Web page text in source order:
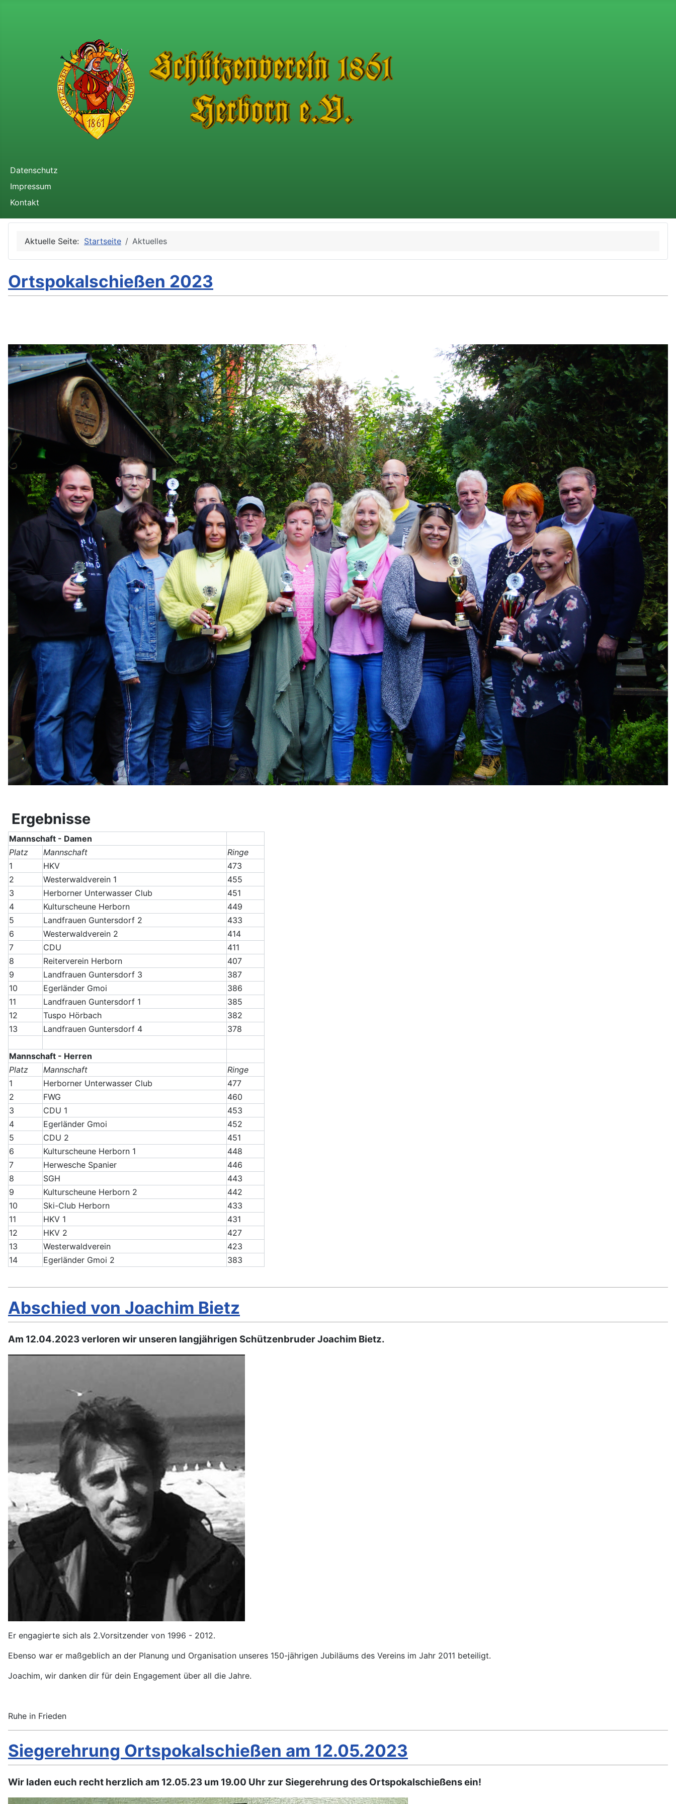
Datenschutz
Impressum
Kontakt
Aktuelle Seite: Startseite Aktuelles
Ortspokalschießen 2023
Ergebnisse
Mannschaft - Damen
Platz
Mannschaft
Ringe
1
HKV
473
2
Westerwaldverein 1
455
3
Herborner Unterwasser Club
451
4
Kulturscheune Herborn
449
5
Landfrauen Guntersdorf 2
433
6
Westerwaldverein 2
414
7
CDU
411
8
Reiterverein Herborn
407
9
Landfrauen Guntersdorf 3
387
10
Egerländer Gmoi
386
11
Landfrauen Guntersdorf 1
385
12
Tuspo Hörbach
382
13
Landfrauen Guntersdorf 4 378
Mannschaft - Herren
Platz
Mannschaft
Ringe
1
Herborner Unterwasser Club
477
2
FWG
460
3
CDU 1
453
4
Egerländer Gmoi
452
5
CDU 2
451
6
Kulturscheune Herborn 1
448
7
Herwesche Spanier
446
8
SGH
443
9
Kulturscheune Herborn 2
442
10
Ski-Club Herborn
433
11
HKV 1
431
12
HKV 2
427
13
Westerwaldverein
423
14
Egerländer Gmoi 2 383
Abschied von Joachim Bietz
Am 12.04.2023 verloren wir unseren langjährigen Schützenbruder Joachim Bietz.
Er engagierte sich als 2.Vorsitzender von 1996 - 2012.
Ebenso war er maßgeblich an der Planung und Organisation unseres 150-jährigen Jubiläums des Vereins im Jahr 2011 beteiligt.
Joachim, wir danken dir für dein Engagement über all die Jahre.
Ruhe in Frieden
Siegerehrung Ortspokalschießen am 12.05.2023
Wir laden euch recht herzlich am 12.05.23 um 19.00 Uhr zur Siegerehrung des Ortspokalschießens ein!